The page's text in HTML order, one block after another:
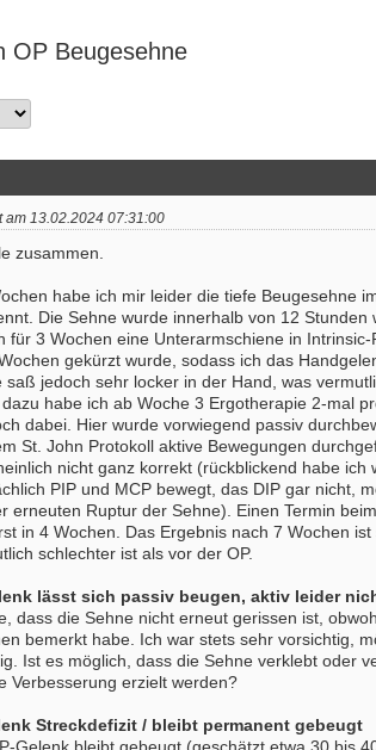
OP Beugesehne
am 13.02.2024 07:31:00
zusammen.
habe ich mir leider die tiefe Beugesehne
Die Sehne wurde innerhalb von 12 Stunden
für 3 Wochen eine Unterarmschiene in
gekürzt wurde, sodass ich das
saß jedoch sehr locker in der Hand, was
habe ich ab Woche 3 Ergotherapie 2-mal
dabei. Hier wurde vorwiegend passiv
St. John Protokoll aktive Bewegungen
nicht ganz korrekt (rückblickend habe ich
PIP und MCP bewegt, das DIP gar nicht,
erneuten Ruptur der Sehne). Einen Termin
in 4 Wochen. Das Ergebnis nach 7 Wochen
schlechter ist als vor der OP.
lässt sich passiv beugen, aktiv leider
dass die Sehne nicht erneut gerissen ist,
bemerkt habe. Ich war stets sehr vorsichtig,
Ist es möglich, dass die Sehne verklebt oder
Verbesserung erzielt werden?
Streckdefizit / bleibt permanent gebeugt